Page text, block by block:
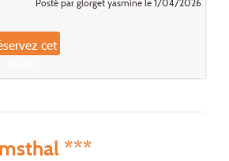
Posté par glorget yasmine le 1/04/2026
cet
***